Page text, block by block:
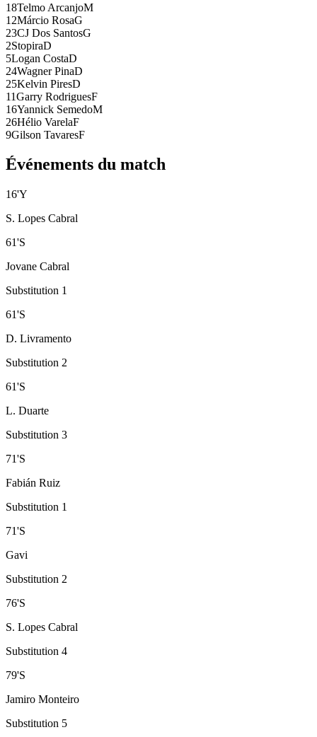
18Telmo ArcanjoM
12Márcio RosaG
23CJ Dos SantosG
2StopiraD
5Logan CostaD
24Wagner PinaD
25Kelvin PiresD
11Garry RodriguesF
16Yannick SemedoM
26Hélio VarelaF
9Gilson TavaresF
Événements du match
16'Y
S. Lopes Cabral
61'S
Jovane Cabral
Substitution 1
61'S
D. Livramento
Substitution 2
61'S
L. Duarte
Substitution 3
71'S
Fabián Ruiz
Substitution 1
71'S
Gavi
Substitution 2
76'S
S. Lopes Cabral
Substitution 4
79'S
Jamiro Monteiro
Substitution 5